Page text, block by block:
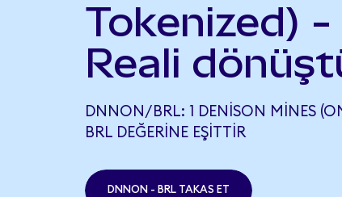
Tokenized) -
Reali
DNNON/BRL: 1 DENISON MINES
BRL DEĞERINE EŞITTIR
DNNON - BRL TAKAS ET